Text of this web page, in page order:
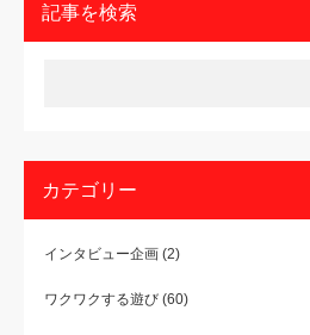
記事を検索
カテゴリー
インタビュー企画 (2)
ワクワクする遊び (60)